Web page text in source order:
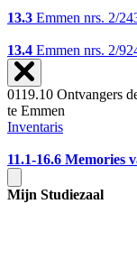
13.3 Emmen nrs. 2/
13.4 Emmen nrs. 2/
0119.10 Ontvangers
te Emmen
Inventaris
11.1-16.6 Memories
Mijn Studiezaal